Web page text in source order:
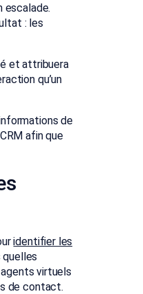
escalade.
: les
et attribuera
qu’un
de
afin que
identifier les
quelles
virtuels
de contact.